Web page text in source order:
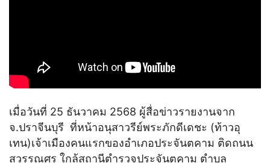
เมื่อวันที่ 25 ธันวาคม 2568 ผู้สื่อข่าวรายงานจาก
จ.ปราจีนบุรี ที่หน้าอนุสาวรีย์พระภักดีเดชะ (ท้าวอุ
เทน)เจ้าเมืองคนแรกของอำเภอประจันตคาม ติดถนน
สุวรรณศร ใกล้สถานีตำรวจประจันตคาม ตำบล